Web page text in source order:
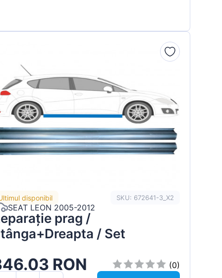
disponibil SKU: 672641-3_X2
SEAT LEON 2005-2012
prag /
/ Set
RON
(0)